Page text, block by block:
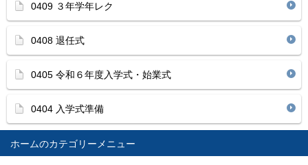
ホーム
0409 ３年学年レク
0408 退任式
0405 令和６年度入学式・始業式
0404 入学式準備